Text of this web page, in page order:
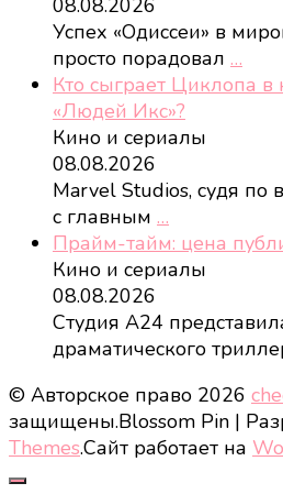
08.08.2026
Успех «Одиссеи» в
просто порадовал …
Кто сыграет Циклопа в
«Людей Икс»?
Кино и сериалы
08.08.2026
Marvel Studios, судя по
с главным …
Прайм-тайм: цена
Кино и сериалы
08.08.2026
Студия A24
драматического
© Авторское право 2026
защищены.Blossom Pin |
Themes.Сайт работает на